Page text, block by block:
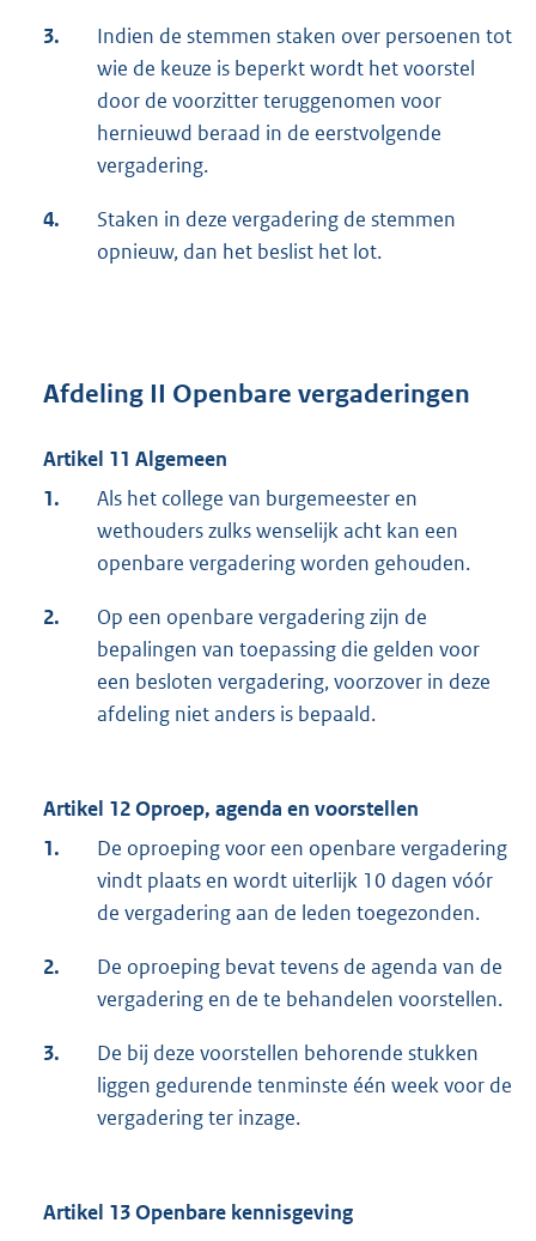
3.
Indien de stemmen staken over persoenen tot
wie de keuze is beperkt wordt het voorstel
door de voorzitter teruggenomen voor
hernieuwd beraad in de eerstvolgende
vergadering.
4.
Staken in deze vergadering de stemmen
opnieuw, dan het beslist het lot.
Afdeling II Openbare vergaderingen
Artikel 11 Algemeen
1.
Als het college van burgemeester en
wethouders zulks wenselijk acht kan een
openbare vergadering worden gehouden.
2.
Op een openbare vergadering zijn de
bepalingen van toepassing die gelden voor
een besloten vergadering, voorzover in deze
afdeling niet anders is bepaald.
Artikel 12 Oproep, agenda en voorstellen
1.
De oproeping voor een openbare vergadering
vindt plaats en wordt uiterlijk 10 dagen vóór
de vergadering aan de leden toegezonden.
2.
De oproeping bevat tevens de agenda van de
vergadering en de te behandelen voorstellen.
3.
De bij deze voorstellen behorende stukken
liggen gedurende tenminste één week voor de
vergadering ter inzage.
Artikel 13 Openbare kennisgeving